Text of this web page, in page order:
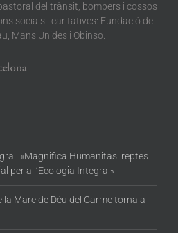
del trànsit, bombers i cossos
socials i caritatives: Fundació de
Mans Unides i Obinso.
«Magnifica Humanitas: reptes
per a l’Ecologia Integral»
Mare de Déu del Carme torna a